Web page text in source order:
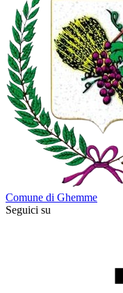
Comune di Ghemme
Seguici su